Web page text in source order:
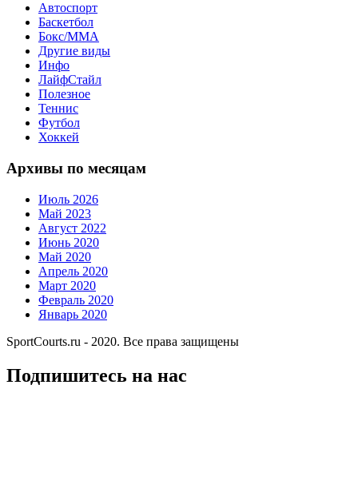
Автоспорт
Баскетбол
Бокс/MMA
Другие виды
Инфо
ЛайфСтайл
Полезное
Теннис
Футбол
Хоккей
Архивы по месяцам
Июль 2026
Май 2023
Август 2022
Июнь 2020
Май 2020
Апрель 2020
Март 2020
Февраль 2020
Январь 2020
SportCourts.ru - 2020. Все права защищены
Подпишитесь на нас